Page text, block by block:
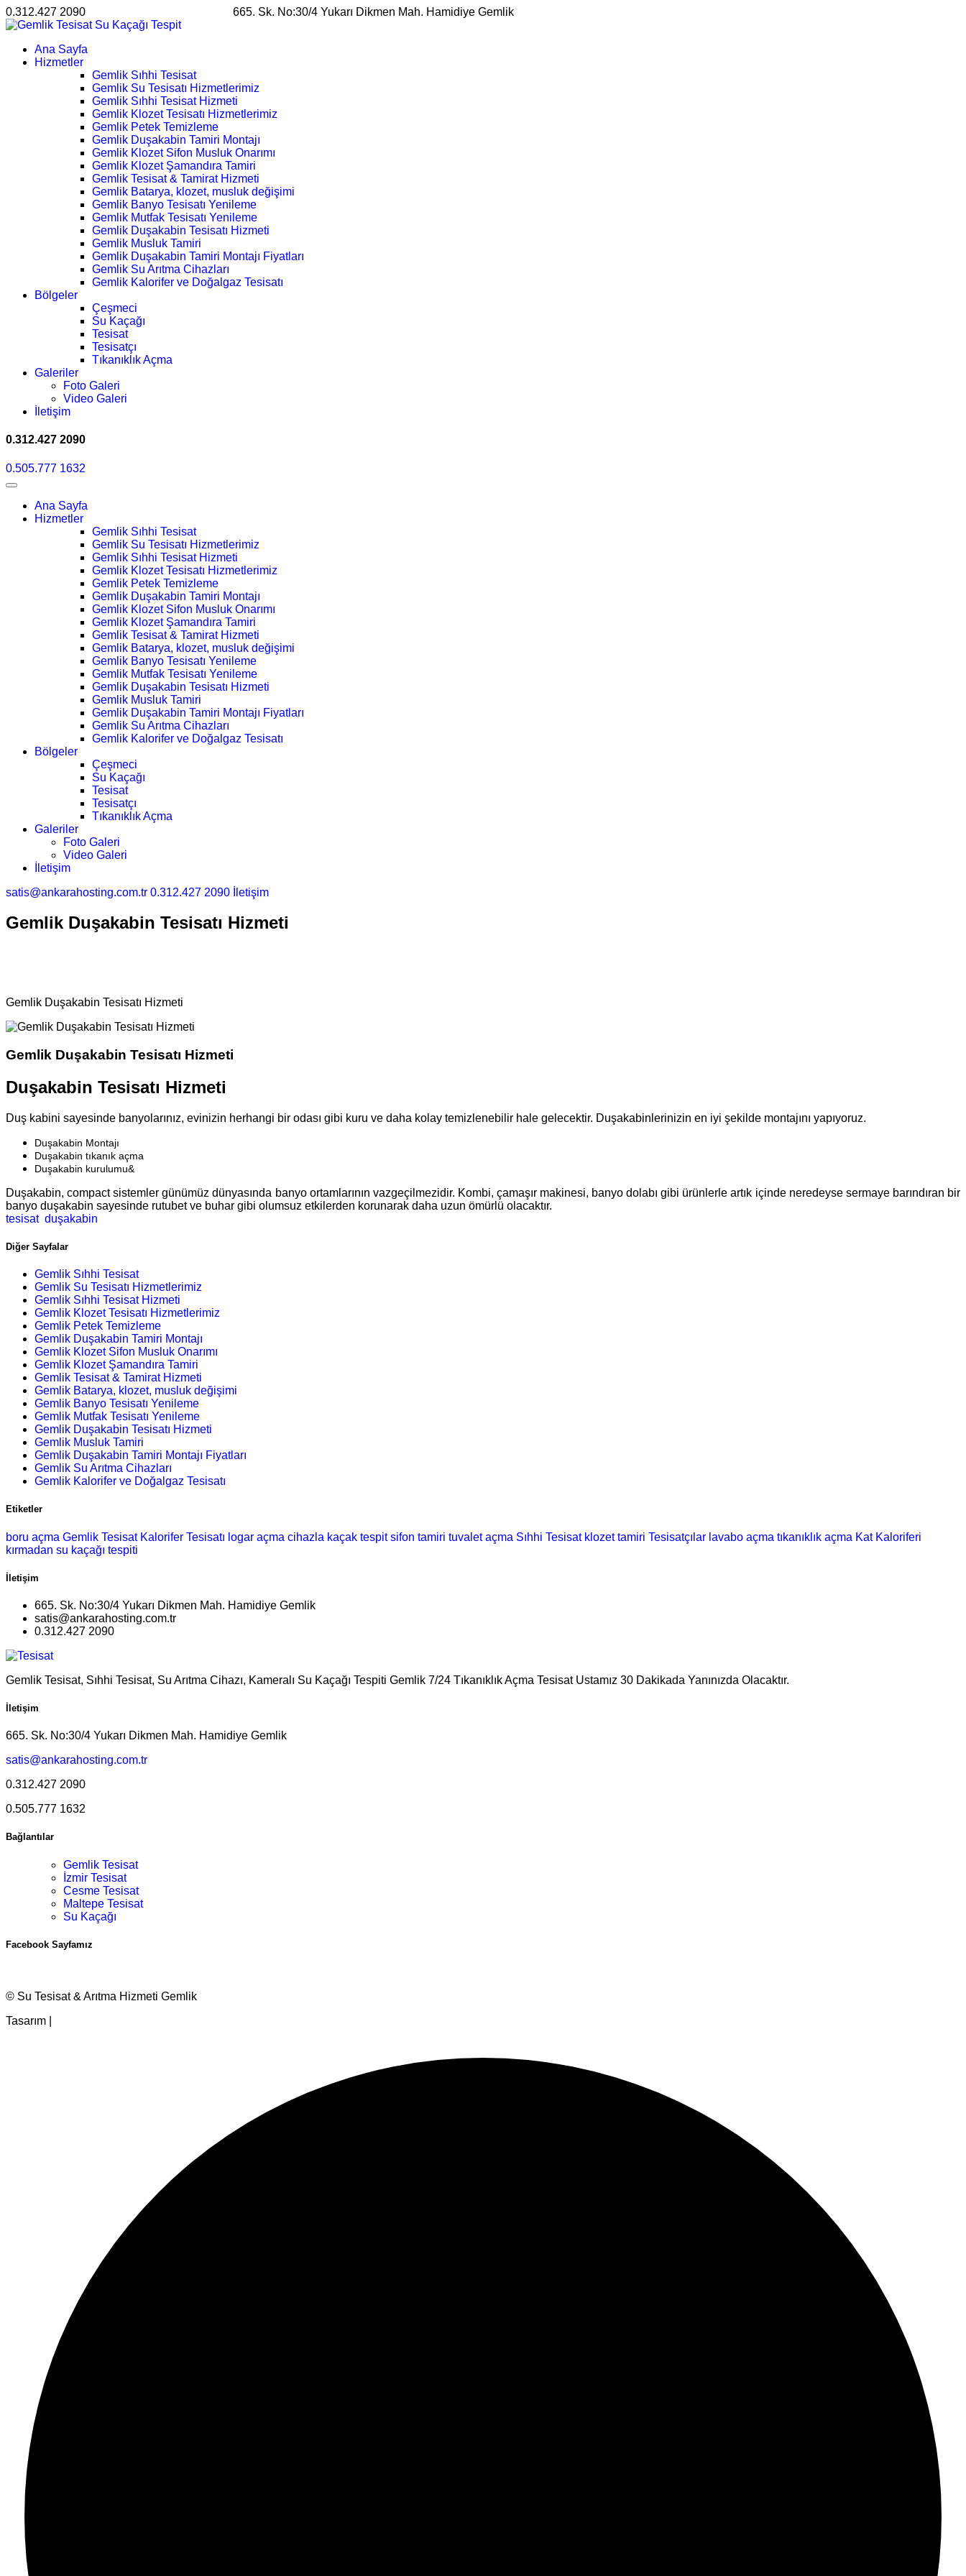
0.312.427 2090 665. Sk. No:30/4 Yukarı Dikmen Mah. Hamidiye Gemlik
Ana Sayfa
Hizmetler
Gemlik Sıhhi Tesisat
Gemlik Su Tesisatı Hizmetlerimiz
Gemlik Sıhhi Tesisat Hizmeti
Gemlik Klozet Tesisatı Hizmetlerimiz
Gemlik Petek Temizleme
Gemlik Duşakabin Tamiri Montajı
Gemlik Klozet Sifon Musluk Onarımı
Gemlik Klozet Şamandıra Tamiri
Gemlik Tesisat & Tamirat Hizmeti
Gemlik Batarya, klozet, musluk değişimi
Gemlik Banyo Tesisatı Yenileme
Gemlik Mutfak Tesisatı Yenileme
Gemlik Duşakabin Tesisatı Hizmeti
Gemlik Musluk Tamiri
Gemlik Duşakabin Tamiri Montajı Fiyatları
Gemlik Su Arıtma Cihazları
Gemlik Kalorifer ve Doğalgaz Tesisatı
Bölgeler
Çeşmeci
Su Kaçağı
Tesisat
Tesisatçı
Tıkanıklık Açma
Galeriler
Foto Galeri
Video Galeri
İletişim
0.312.427 2090
0.505.777 1632
Ana Sayfa
Hizmetler
Gemlik Sıhhi Tesisat
Gemlik Su Tesisatı Hizmetlerimiz
Gemlik Sıhhi Tesisat Hizmeti
Gemlik Klozet Tesisatı Hizmetlerimiz
Gemlik Petek Temizleme
Gemlik Duşakabin Tamiri Montajı
Gemlik Klozet Sifon Musluk Onarımı
Gemlik Klozet Şamandıra Tamiri
Gemlik Tesisat & Tamirat Hizmeti
Gemlik Batarya, klozet, musluk değişimi
Gemlik Banyo Tesisatı Yenileme
Gemlik Mutfak Tesisatı Yenileme
Gemlik Duşakabin Tesisatı Hizmeti
Gemlik Musluk Tamiri
Gemlik Duşakabin Tamiri Montajı Fiyatları
Gemlik Su Arıtma Cihazları
Gemlik Kalorifer ve Doğalgaz Tesisatı
Bölgeler
Çeşmeci
Su Kaçağı
Tesisat
Tesisatçı
Tıkanıklık Açma
Galeriler
Foto Galeri
Video Galeri
İletişim
satis@ankarahosting.com.tr 0.312.427 2090 İletişim
Gemlik Duşakabin Tesisatı Hizmeti
Gemlik Duşakabin Tesisatı Hizmeti
Gemlik Duşakabin Tesisatı Hizmeti
Duşakabin Tesisatı Hizmeti
Duş kabini sayesinde banyolarınız, evinizin herhangi bir odası gibi kuru ve daha kolay temizlenebilir hale gelecektir. Duşakabinlerinizin en iyi şekilde montajını yapıyoruz.
Duşakabin Montajı
Duşakabin tıkanık açma
Duşakabin kurulumu&
Duşakabin, compact sistemler günümüz dünyasında banyo ortamlarının vazgeçilmezidir. Kombi, çamaşır makinesi, banyo dolabı gibi ürünlerle artık içinde neredeyse sermaye barındıran bir
banyo duşakabin sayesinde rutubet ve buhar gibi olumsuz etkilerden korunarak daha uzun ömürlü olacaktır.
tesisat duşakabin
Diğer Sayfalar
Gemlik Sıhhi Tesisat
Gemlik Su Tesisatı Hizmetlerimiz
Gemlik Sıhhi Tesisat Hizmeti
Gemlik Klozet Tesisatı Hizmetlerimiz
Gemlik Petek Temizleme
Gemlik Duşakabin Tamiri Montajı
Gemlik Klozet Sifon Musluk Onarımı
Gemlik Klozet Şamandıra Tamiri
Gemlik Tesisat & Tamirat Hizmeti
Gemlik Batarya, klozet, musluk değişimi
Gemlik Banyo Tesisatı Yenileme
Gemlik Mutfak Tesisatı Yenileme
Gemlik Duşakabin Tesisatı Hizmeti
Gemlik Musluk Tamiri
Gemlik Duşakabin Tamiri Montajı Fiyatları
Gemlik Su Arıtma Cihazları
Gemlik Kalorifer ve Doğalgaz Tesisatı
Etiketler
boru açma Gemlik Tesisat Kalorifer Tesisatı logar açma cihazla kaçak tespit sifon tamiri tuvalet açma Sıhhi Tesisat klozet tamiri Tesisatçılar lavabo açma tıkanıklık açma Kat Kaloriferi
kırmadan su kaçağı tespiti
İletişim
665. Sk. No:30/4 Yukarı Dikmen Mah. Hamidiye Gemlik
satis@ankarahosting.com.tr
0.312.427 2090
Gemlik Tesisat, Sıhhi Tesisat, Su Arıtma Cihazı, Kameralı Su Kaçağı Tespiti Gemlik 7/24 Tıkanıklık Açma Tesisat Ustamız 30 Dakikada Yanınızda Olacaktır.
İletişim
665. Sk. No:30/4 Yukarı Dikmen Mah. Hamidiye Gemlik
satis@ankarahosting.com.tr
0.312.427 2090
0.505.777 1632
Bağlantılar
Gemlik Tesisat
İzmir Tesisat
Cesme Tesisat
Maltepe Tesisat
Su Kaçağı
Facebook Sayfamız
© Su Tesisat & Arıtma Hizmeti Gemlik
Tasarım |